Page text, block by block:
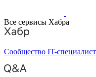
Все сервисы Хабра
Сообщество IT-